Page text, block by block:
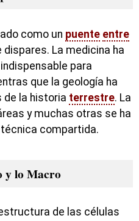
como un puente entre
La medicina ha
para
que la geología ha
la historia terrestre. La
y muchas otras se ha
compartida.
y lo Macro
de las células